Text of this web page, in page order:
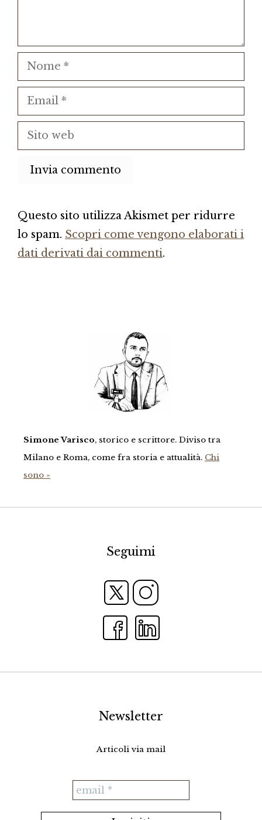
Nome
Email
Sito
web
Questo sito utilizza Akismet per ridurre
lo spam. Scopri come vengono elaborati i
dati derivati dai commenti.
Simone Varisco, storico e scrittore. Diviso tra
Milano e Roma, come fra storia e attualità. Chi
sono »
Seguimi
Newsletter
Articoli via mail